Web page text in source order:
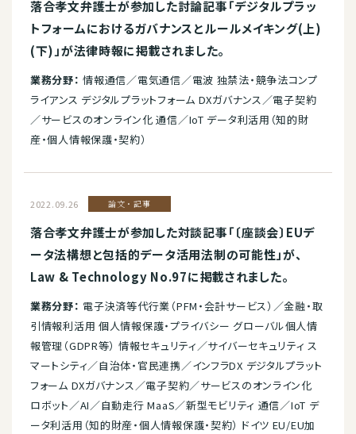
落合孝文弁護士が参加した討論記事「デジタルプラッ
トフォームにおけるガバナンスとルールメイキング(上)
(下)」が法律時報に掲載されました。
業務分野： 情報通信／電気通信／電波 独禁法・競争法コンプ
ライアンス デジタルプラットフォーム DXガバナンス／電子契約
／サービスのオンライン化 通信／IoT データ利活用（知的財
産・個人情報保護・契約）
2022.09.26 論文・記事
落合孝文弁護士が参加した対談記事「〔座談会〕EUデ
ータ法構想と包括的データ活用法制の可能性」が、
Law & Technology No.97に掲載されました。
業務分野： 電子決済等代行業（PFM・会計サービス）／金融・取
引情報利活用 個人情報保護・プライバシー グローバル個人情
報管理（GDPR等） 情報セキュリティ／サイバーセキュリティ ス
マートシティ／自治体・官民連携／インフラDX デジタルプラット
フォーム DXガバナンス／電子契約／サービスのオンライン化
ロボット／AI／自動走行 MaaS／新型モビリティ 通信／IoT デ
ータ利活用（知的財産・個人情報保護・契約） ドイツ EU/EU加